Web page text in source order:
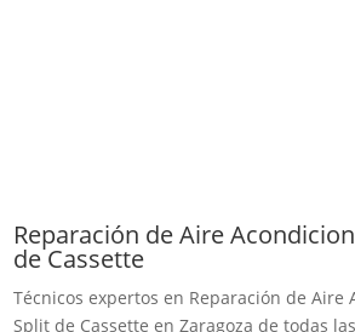
Reparación de Aire
de Cassette
Técnicos expertos en Reparación de Aire
Split de Cassette en Zaragoza de todas